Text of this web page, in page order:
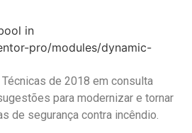
in
pro/modules/dynamic-
de 2018 em consulta
para modernizar e tornar
de segurança contra incêndio.